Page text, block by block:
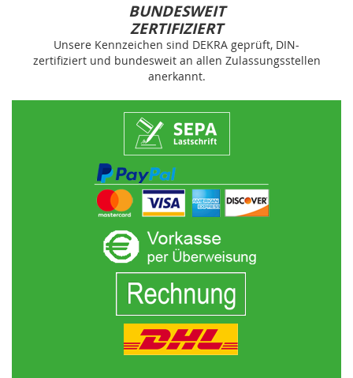
BUNDESWEIT
ZERTIFIZIERT
Unsere Kennzeichen sind DEKRA geprüft, DIN-
zertifiziert und bundesweit an allen Zulassungsstellen
anerkannt.